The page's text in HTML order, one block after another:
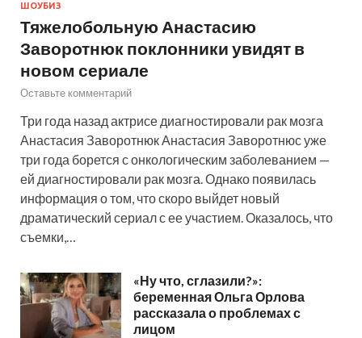
ШОУБИЗ
Тяжелобольную Анастасию
Заворотнюк поклонники увидят в
новом сериале
Оставьте комментарий
Три года назад актрисе диагностировали рак мозга
Анастасия Заворотнюк Анастасия Заворотнюс уже
три года борется с онкологическим заболеванием —
ей диагностировали рак мозга. Однако появилась
информация о том, что скоро выйдет новый
драматический сериал с ее участием. Оказалось, что
съемки,…
«Ну что, сглазили?»:
беременная Ольга Орлова
рассказала о проблемах с
лицом